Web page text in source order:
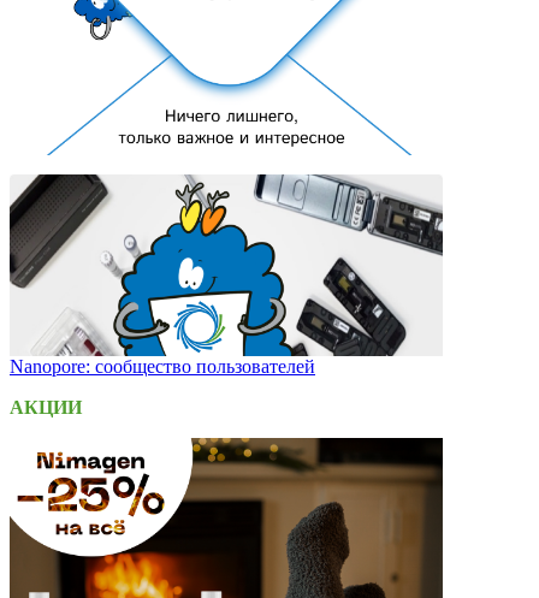
Nanopore: сообщество пользователей
АКЦИИ